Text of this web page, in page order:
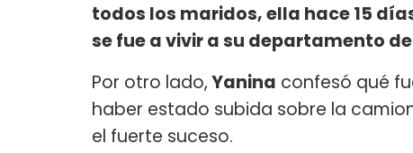
todos los maridos, ella hace 15
se fue a vivir a su departamento
Por otro lado,Yanina confesó qué
haber estado subida sobre la
el fuerte suceso.